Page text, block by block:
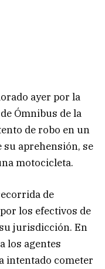
ayer por la
Ómnibus de la
de robo en un
aprehensión, se
motocicleta.
de
los efectivos de
jurisdicción. En
los agentes
intentado cometer